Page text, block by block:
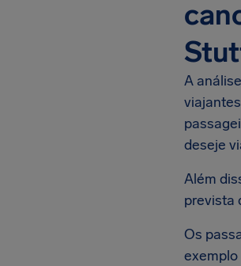
A
deseje
Além
prevista
Os